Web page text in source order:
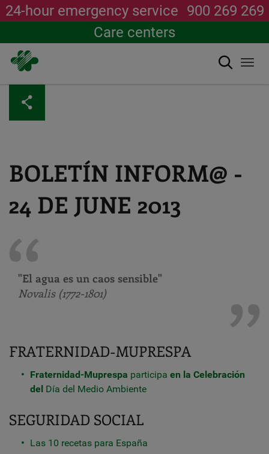
content
24-hour emergency service 900 269 269
Care centers
Search
BOLETÍN INFORM@ -
24 DE JUNE 2013
"El agua es un caos sensible"
Novalis (1772-1801)
FRATERNIDAD-MUPRESPA
Fraternidad-Muprespa participa en la Celebración
del Día del Medio Ambiente
SEGURIDAD SOCIAL
Las 10 recetas para España